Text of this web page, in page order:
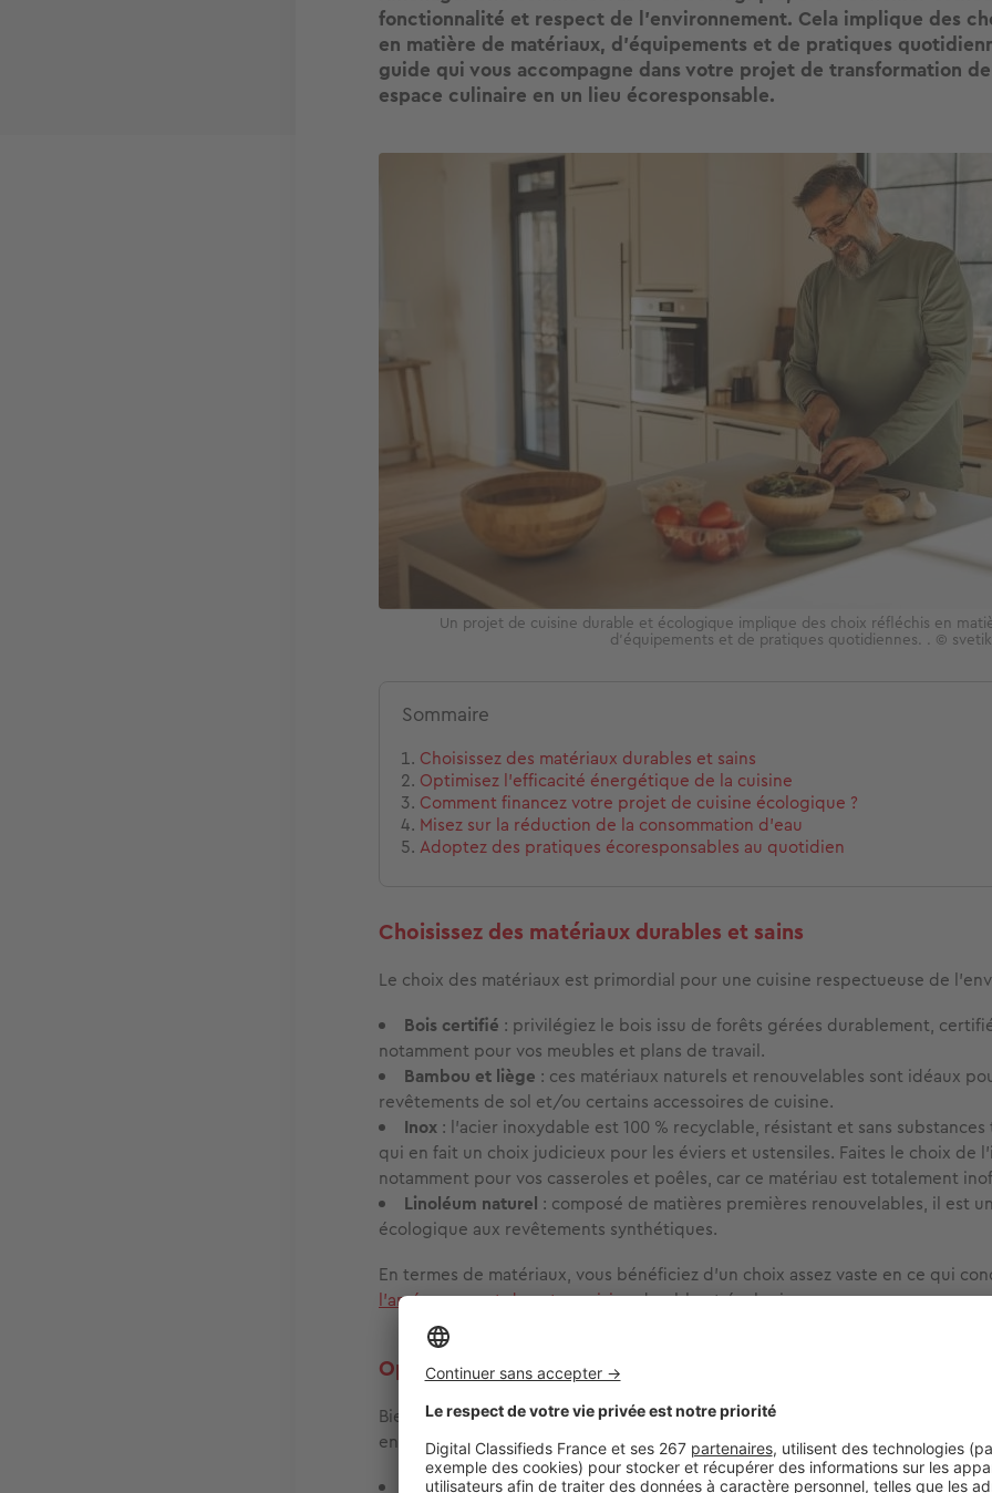
fonctionnalité et respect de l’environnement. Cela implique des
en matière de matériaux, d’équipements et de pratiques
guide qui vous accompagne dans votre projet de transformation
espace culinaire en un lieu écoresponsable.
Image
Un projet de cuisine durable et écologique implique des choix réfléchis en
d’équipements et de pratiques quotidiennes. . ©
Sommaire
Choisissez des matériaux durables et sains
Optimisez l'efficacité énergétique de la cuisine
Comment financez votre projet de cuisine écologique ?
Misez sur la réduction de la consommation d'eau
Adoptez des pratiques écoresponsables au quotidien
Choisissez des matériaux durables et sains
Le choix des matériaux est primordial pour une cuisine respectueuse de
Bois certifié : privilégiez le bois issu de forêts gérées durablement, certifié
notamment pour vos meubles et plans de travail.
Bambou et liège : ces matériaux naturels et renouvelables sont idéaux
revêtements de sol et/ou certains accessoires de cuisine.
Inox : l’acier inoxydable est 100 % recyclable, résistant et sans
qui en fait un choix judicieux pour les éviers et ustensiles. Faites le choix de
notamment pour vos casseroles et poêles, car ce matériau est totalement
Linoléum naturel : composé de matières premières renouvelables, il est
écologique aux revêtements synthétiques.
En termes de matériaux, vous bénéficiez d’un choix assez vaste en ce qui
l’aménagement de votre cuisinedurable et écologique.
Optimisez l'efficacité énergétique de la cuisine
Bien entendu,la réduction de la consommation d'énergie
est un aspect
en compte lors de l’aménagement d’une cuisine écologique :
Électroménagers économes- Optez pour des appareils avec une